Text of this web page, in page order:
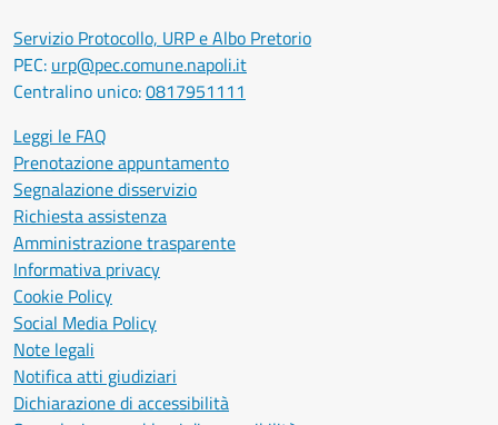
Servizio Protocollo, URP e Albo Pretorio
PEC: urp@pec.comune.napoli.it
Centralino unico:0817951111
Leggi le FAQ
Prenotazione appuntamento
Segnalazione disservizio
Richiesta assistenza
Amministrazione trasparente
Informativa privacy
Cookie Policy
Social Media Policy
Note legali
Notifica atti giudiziari
Dichiarazione di accessibilità